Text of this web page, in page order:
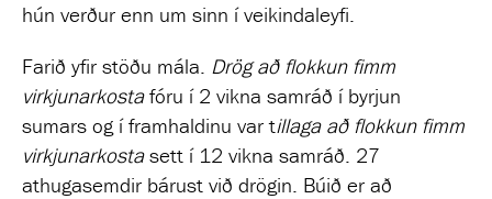
hún verður enn um sinn í veikindaleyfi.
Farið yfir stöðu mála. Drög að flokkun fimm
virkjunarkostafóru í 2 vikna samráð í byrjun
sumars og í framhaldinu var tillaga að flokkun fimm
virkjunarkostasett í 12 vikna samráð. 27
athugasemdir bárust við drögin. Búið er að